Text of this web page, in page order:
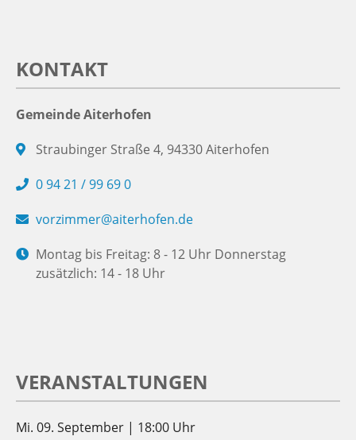
KONTAKT
Gemeinde Aiterhofen
Straubinger Straße 4, 94330 Aiterhofen
0 94 21 / 99 69 0
vorzimmer@aiterhofen.de
Montag bis Freitag: 8 - 12 Uhr Donnerstag
zusätzlich: 14 - 18 Uhr
VERANSTALTUNGEN
Mi. 09. September | 18:00 Uhr